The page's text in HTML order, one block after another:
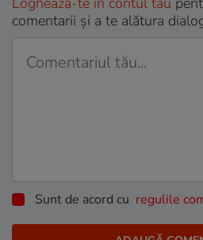
comentarii și a te alătura
Sunt de acord cu regulile